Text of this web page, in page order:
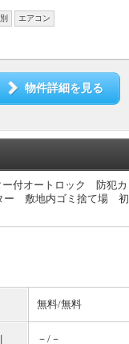
エアコン
物件詳細を見る
付オートロック 防犯カ
ー 敷地内ゴミ捨て場 初
無料/無料
－/－